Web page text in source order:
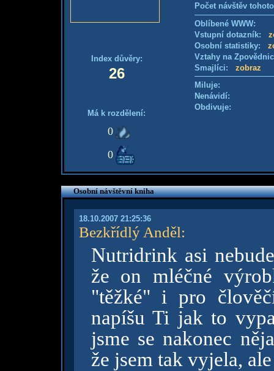
Index důvěry:
26
Má k rozdělení:
0
0
Počet návštěv
Oblíbené WWW:
Vstupní dotazník:
Osobní statistiky:
Vztahy na
Smajlíci: zobraz
Miluje:
Nenávidí:
Obdivuje:
Osobní návštěvní kniha
18.10.2007 21:25:36
Bezkřídlý Anděl:
Nutridrink asi
že on mléčné
"těžké" i pro
napíšu Ti jak to
jsme se nakonec
že jsem tak vyjela,